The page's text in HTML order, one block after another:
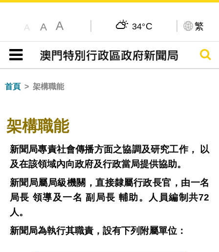
A A A 34°C 繁
目錄
搜尋
首頁 架構職能
架構職能
新聞局專責社會傳播方面之協調及研究工作， 以
及在該領域內向政府及行政當局提供協助。
新聞局屬局級機關，直接隸屬行政長官，由一名
局長 領導及一名 副局長 輔助。人員編制共72
人。
新聞局為執行其職責，設有下列附屬單位：